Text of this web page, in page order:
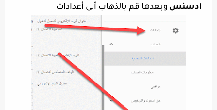
ادسنس وبعدها قم بالذهاب ألى أعدادات